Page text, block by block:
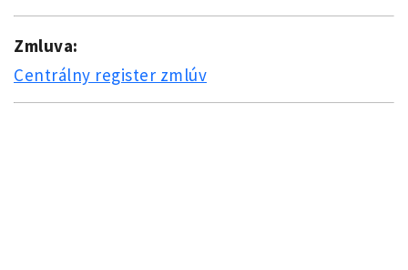
Zmluva:
Centrálny register zmlúv